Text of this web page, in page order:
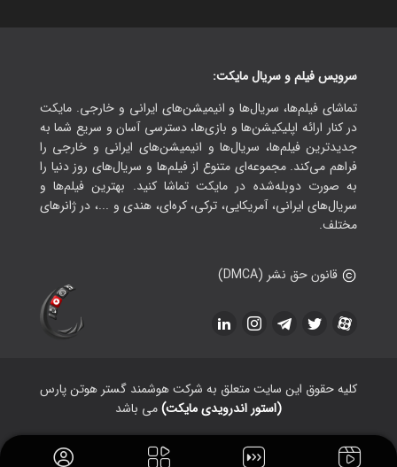
سرویس فیلم و سریال مایکت:
تماشای فیلم‌ها، سریال‌ها و انیمیشن‌های ایرانی و خارجی. مایکت
در کنار ارائه اپلیکیشن‌ها و بازی‌ها، دسترسی آسان و سریع شما به
جدیدترین فیلم‌ها، سریال‌ها و انیمیشن‌های ایرانی و خارجی را
فراهم می‌کند. مجموعه‌ای متنوع از فیلم‌ها و سریال‌های روز دنیا را
به صورت دوبله‌شده در مایکت تماشا کنید. بهترین فیلم‌ها و
سریال‌های ایرانی، آمریکایی، ترکی، کره‌ای، هندی و ...، در ژانرهای
مختلف.
قانون حق نشر (DMCA)
کلیه حقوق این سایت متعلق به شرکت هوشمند گستر هوتن پارس
(استور اندرویدی مایکت)می باشد